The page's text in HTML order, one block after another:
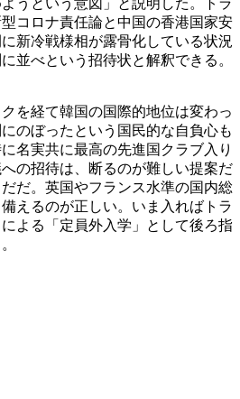
コロナ責任論と中国の香港国家安
新冷戦様相が露骨化している状況
並べという招待状と解釈できる。
を経て韓国の国際的地位は変わっ
のぼったという国民的な自負心も
名実共に最高の先進国クラブ入り
の招待は、断るのが難しい提案だ
だ。英国やフランス水準の国内総
えるのが正しい。いま入ればトラ
よる「定員外入学」として後ろ指